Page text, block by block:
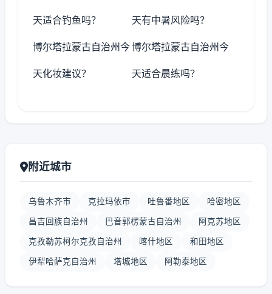
天适合钓鱼吗？ 天有中暑风险吗？
博尔塔拉蒙古自治州今
天化妆建议？
博尔塔拉蒙古自治州今
天适合晨练吗？
附近城市
乌鲁木齐市 克拉玛依市 吐鲁番地区 哈密地区
昌吉回族自治州 巴音郭楞蒙古自治州 阿克苏地区
克孜勒苏柯尔克孜自治州 喀什地区 和田地区
伊犁哈萨克自治州 塔城地区 阿勒泰地区